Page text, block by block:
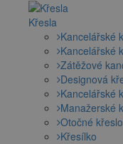
Křesla
Kancelářské
Kancelářské
Zátěžové
Designová
Kancelářské
Manažerské
Otočné křeslo
Křesílko